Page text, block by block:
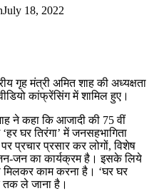
July 18, 2022
गृह मंत्री अमित शाह की अध्यक्षता
कांफ्रेंसिंग में शामिल हुए।
ने कहा कि आजादी की 75 वीं
घर तिरंगा’ में जनसहभागिता
प्रचार प्रसार कर लोगों, विशेष
जन का कार्यक्रम है। इसके लिये
मिलकर काम करना है। ‘घर घर
तक ले जाना है।